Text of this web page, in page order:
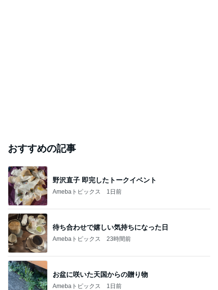
おすすめの記事
野沢直子 即完したトークイベント
Amebaトピックス 1日前
待ち合わせで嬉しい気持ちになった日
Amebaトピックス 23時間前
お盆に咲いた天国からの贈り物
Amebaトピックス 1日前